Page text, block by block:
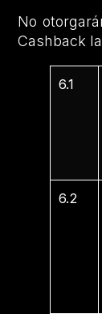
No
Cashback
6.1
6.2